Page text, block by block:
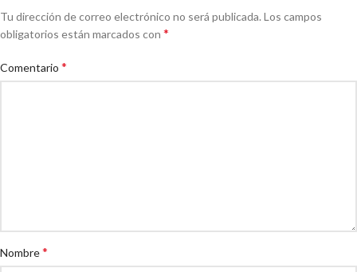
Tu dirección de correo electrónico no será publicada. Los campos
obligatorios están marcados con *
Comentario *
Nombre*